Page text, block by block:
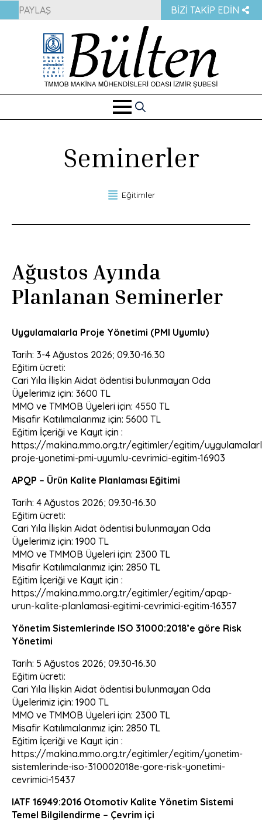
PAYLAŞ BIZI TAKIP EDIN
Search
Seminerler
Eğitimler
Ağustos Ayında
Planlanan Seminerler
Uygulamalarla Proje Yönetimi (PMI Uyumlu)
Tarih: 3-4 Ağustos 2026; 09.30-16.30
Eğitim ücreti:
Cari Yıla İlişkin Aidat ödentisi bulunmayan Oda
Üyelerimiz için: 3600 TL
MMO ve TMMOB Üyeleri için: 4550 TL
Misafir Katılımcılarımız için: 5600 TL
Eğitim İçeriği ve Kayıt için :
https://makina.mmo.org.tr/egitimler/egitim/
proje-yonetimi-pmi-uyumlu-cevrimici-egitim-16903
APQP – Ürün Kalite Planlaması Eğitimi
Tarih: 4 Ağustos 2026; 09.30-16.30
Eğitim ücreti:
Cari Yıla İlişkin Aidat ödentisi bulunmayan Oda
Üyelerimiz için: 1900 TL
MMO ve TMMOB Üyeleri için: 2300 TL
Misafir Katılımcılarımız için: 2850 TL
Eğitim İçeriği ve Kayıt için :
https://makina.mmo.org.tr/egitimler/egitim/apqp-
urun-kalite-planlamasi-egitimi-cevrimici-egitim-16357
Yönetim Sistemlerinde ISO 31000:2018’e göre Risk
Yönetimi
Tarih: 5 Ağustos 2026; 09.30-16.30
Eğitim ücreti:
Cari Yıla İlişkin Aidat ödentisi bulunmayan Oda
Üyelerimiz için: 1900 TL
MMO ve TMMOB Üyeleri için: 2300 TL
Misafir Katılımcılarımız için: 2850 TL
Eğitim İçeriği ve Kayıt için :
https://makina.mmo.org.tr/egitimler/egitim/yonetim-
sistemlerinde-iso-310002018e-gore-risk-yonetimi-
cevrimici-15437
IATF 16949:2016 Otomotiv Kalite Yönetim Sistemi
Temel Bilgilendirme – Çevrim içi